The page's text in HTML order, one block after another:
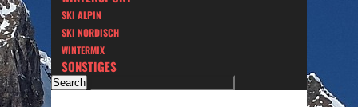
SKI ALPIN
SKI NORDISCH
WINTERMIX
SONSTIGES